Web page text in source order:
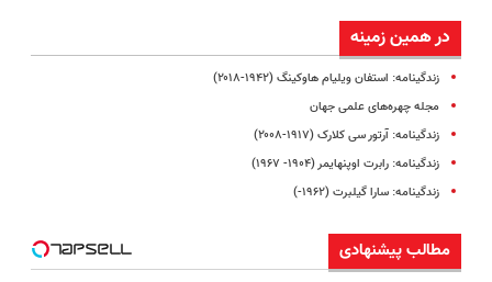
در همین زمینه
زندگینامه: استفان ویلیام هاوکینگ (۱۹۴۲-۲۰۱۸)
مجله چهره‌های علمی جهان
زندگینامه: آرتور سی کلارک (۱۹۱۷-۲۰۰۸)
زندگینامه: رابرت اوپنهایمر (۱۹۰۴- ۱۹۶۷)
زندگینامه: سارا گیلبرت (۱۹۶۲-)
مطالب پیشنهادی